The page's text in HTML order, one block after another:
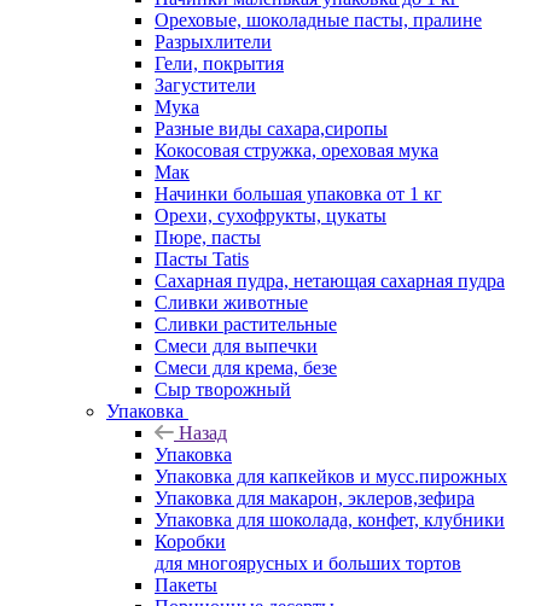
Ореховые, шоколадные пасты, пралине
Разрыхлители
Гели, покрытия
Загустители
Мука
Разные виды сахара,сиропы
Кокосовая стружка, ореховая мука
Мак
Начинки большая упаковка от 1 кг
Орехи, сухофрукты, цукаты
Пюре, пасты
Пасты Tatis
Сахарная пудра, нетающая сахарная пудра
Сливки животные
Сливки растительные
Смеси для выпечки
Смеси для крема, безе
Сыр творожный
Упаковка
Назад
Упаковка
Упаковка для капкейков и мусс.пирожных
Упаковка для макарон, эклеров,зефира
Упаковка для шоколада, конфет, клубники
Коробки
для многоярусных и больших тортов
Пакеты